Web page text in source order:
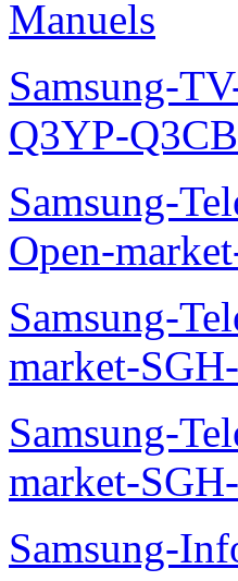
Manuels
Samsung-
Q3YP-
Samsung-
Open-
Samsung-
market-
Samsung-
market-
Samsung-